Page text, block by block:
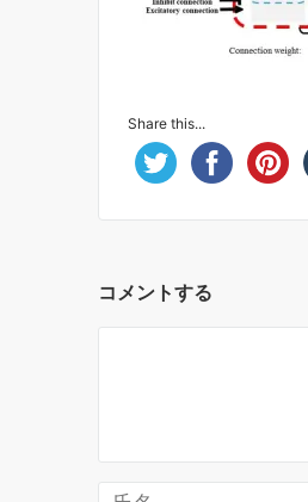
Share this...
コメントする